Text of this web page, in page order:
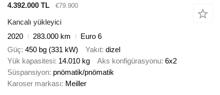
4.392.000 TL
€79.900
Kancalı yükleyici
2020
283.000 km
Euro 6
Güç 450 bg (331 kW) Yakıt dizel
Yük kapasitesi 14.010 kg Aks konfigürasyonu 6x2
Süspansiyon pnömatik/pnömatik
Karoser markası Meiller